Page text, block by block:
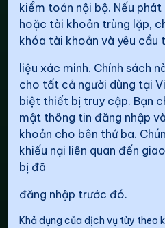
kiểm toán nội bộ. Nếu phát
hoặc tài khoản trùng lặp,
khóa tài khoản và yêu cầu
liệu xác minh. Chính sách
cho tất cả người dùng tại
biệt thiết bị truy cập. Bạn
mật thông tin đăng nhập
khoản cho bên thứ ba.
khiếu nại liên quan đến
bị đã
đăng nhập trước đó.
Khả dụng của dịch vụ tùy theo